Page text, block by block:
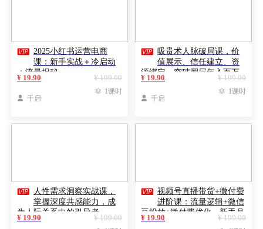
 2025小红书运营电商
课：新手实战＋冷启动
＋流量揭秘
¥ 199.00
¥ 19.90
 千启
 1课时
 吸贵术人脉破局课，价
值展示、信任建立、资
源绑定，突破圈层年入百万
¥ 199.00
¥ 19.90
 千启
 1课时
 人性需求洞察实战课，
掌握深度共感能力，成
为人际关系中的引导者
¥ 199.00
¥ 19.90
 视频号直播带货+微付费
进阶课：流量逻辑+微信
豆投放+微付费优化，新手月
销破50万
¥ 199.00
¥ 19.90